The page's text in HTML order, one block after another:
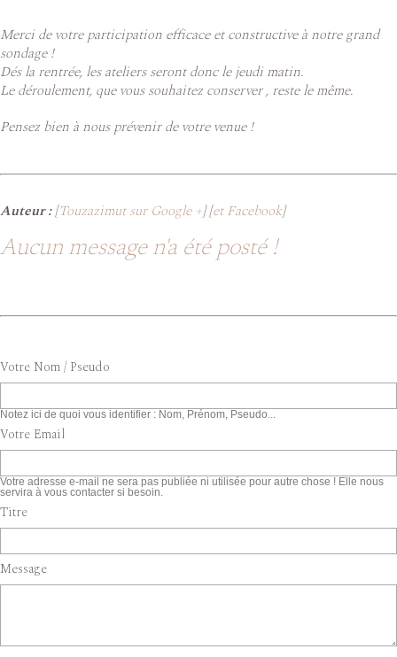
Merci de votre participation efficace et constructive à notre grand
sondage !
Dés la rentrée, les ateliers seront donc le jeudi matin.
Le déroulement, que vous souhaitez conserver , reste le même.
Pensez bien à nous prévenir de votre venue !
Auteur :[Touzazimut sur Google +] [et Facebook]
Aucun message n'a été posté !
Votre Nom / Pseudo
Notez ici de quoi vous identifier : Nom, Prénom, Pseudo...
Votre Email
Votre adresse e-mail ne sera pas publiée ni utilisée pour autre chose ! Elle nous
servira à vous contacter si besoin.
Titre
Message